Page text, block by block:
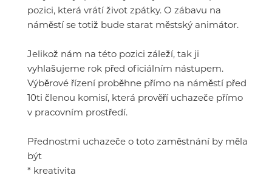
pozici, která vrátí život zpátky. O zábavu na
náměstí se totiž bude starat městský animátor.
Jelikož nám na této pozici záleží, tak ji
vyhlašujeme rok před oficiálním nástupem.
Výběrové řízení proběhne přímo na náměstí před
10ti členou komisí, která prověří uchazeče přímo
v pracovním prostředí.
Přednostmi uchazeče o toto zaměstnání by měla
být
* kreativita